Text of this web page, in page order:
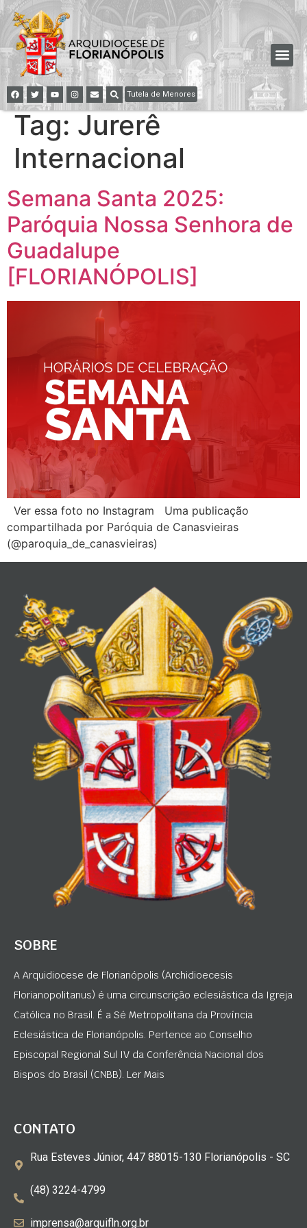
Tutela de Menores
Tag: Jurerê
Internacional
Semana Santa 2025:
Paróquia Nossa Senhora de
Guadalupe
[FLORIANÓPOLIS]
Ver essa foto no Instagram Uma publicação
compartilhada por Paróquia de Canasvieiras
(@paroquia_de_canasvieiras)
SOBRE
A Arquidiocese de Florianópolis (Archidioecesis
Florianopolitanus) é uma circunscrição eclesiástica da Igreja
Católica no Brasil. É a Sé Metropolitana da Província
Eclesiástica de Florianópolis. Pertence ao Conselho
Episcopal Regional Sul IV da Conferência Nacional dos
Bispos do Brasil (CNBB). Ler Mais
CONTATO
Rua Esteves Júnior, 447 88015-130 Florianópolis - SC
(48) 3224-4799
imprensa@arquifln.org.br